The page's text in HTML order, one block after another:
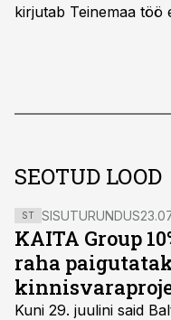
kirjutab Teinemaa töö
SEOTUD LOOD
ST SISUTURUNDUS
KAITA Group
raha
Kuni 29. juulini said